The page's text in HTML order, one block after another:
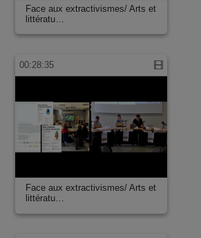
Face aux extractivismes/ Arts et
littératu…
00:28:35
Face aux extractivismes/ Arts et
littératu…